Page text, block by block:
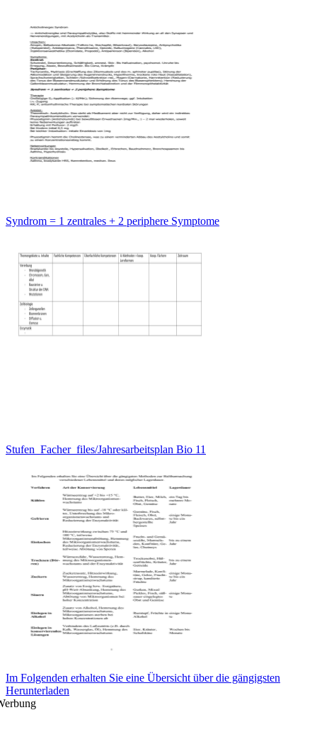
Syndrom = 1 zentrales + 2 periphere Symptome
Stufen_Facher_files/Jahresarbeitsplan Bio 11
Im Folgenden erhalten Sie eine Übersicht über die gängigsten
Herunterladen